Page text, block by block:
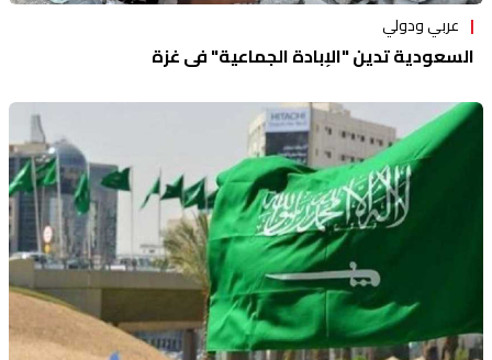
عربي ودولي
السعودية تدين "الإبادة الجماعية" في غزة